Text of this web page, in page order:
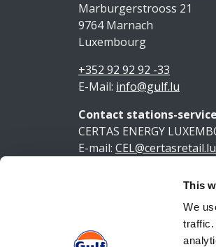
This
We
traffic.
Marburgerstrooss 21
9764 Marnach
Luxembourg
+352 92 92 92 -33
E-Mail: info@gulf.lu
Contact stations-service
CERTAS ENERGY
E-mail: CEL@certasretail.lu